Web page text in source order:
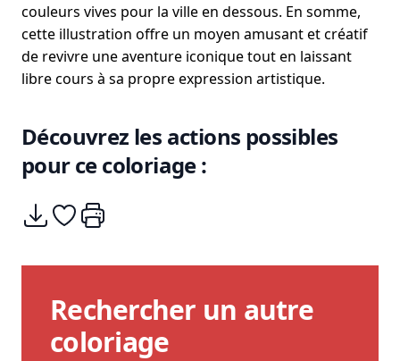
couleurs vives pour la ville en dessous. En somme,
cette illustration offre un moyen amusant et créatif
de revivre une aventure iconique tout en laissant
libre cours à sa propre expression artistique.
Découvrez les actions possibles
pour ce coloriage :
Télécharger
Ajouter à mes coups de coeurs
Imprimer
Rechercher un autre
coloriage